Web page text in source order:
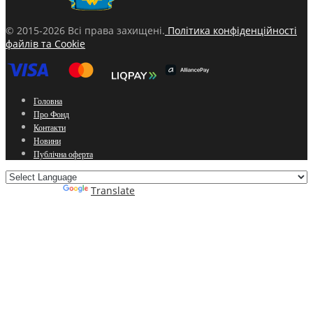
© 2015-2026 Всі права захищені. Політика конфіденційності
файлів та Cookie
Головна
Про Фонд
Контакти
Новини
Публічна оферта
Translate